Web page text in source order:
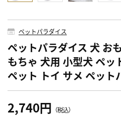
ペットパラダイス
ペットパラダイス 犬 お
もちゃ 犬用 小型犬 ペッ
ペット トイ サメ ペット
2,740円 （税込）